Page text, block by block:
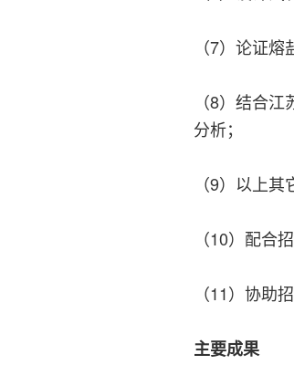
（7）论证
（8）结合
分析；
（9）以上
（10）配合
（11）协助
主要成果